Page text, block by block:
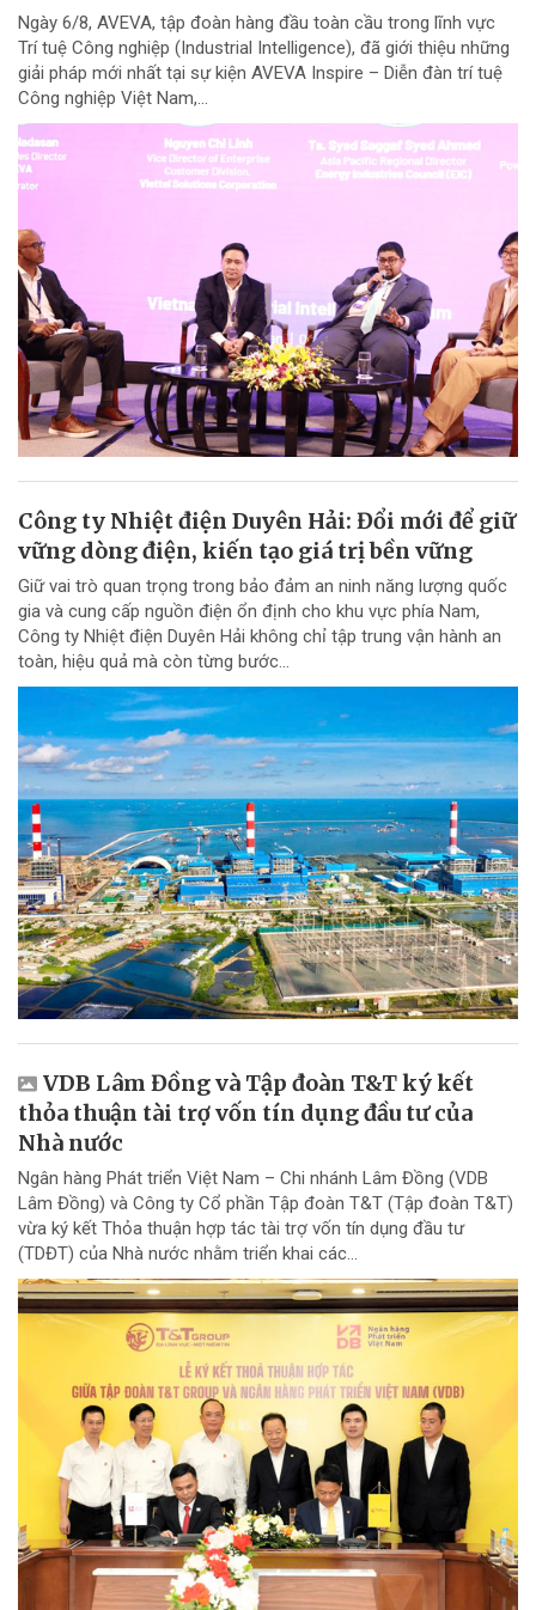
Ngày 6/8, AVEVA, tập đoàn hàng đầu toàn cầu trong lĩnh vực
Trí tuệ Công nghiệp (Industrial Intelligence), đã giới thiệu những
giải pháp mới nhất tại sự kiện AVEVA Inspire – Diễn đàn trí tuệ
Công nghiệp Việt Nam,...
Công ty Nhiệt điện Duyên Hải: Đổi mới để giữ
vững dòng điện, kiến tạo giá trị bền vững
Giữ vai trò quan trọng trong bảo đảm an ninh năng lượng quốc
gia và cung cấp nguồn điện ổn định cho khu vực phía Nam,
Công ty Nhiệt điện Duyên Hải không chỉ tập trung vận hành an
toàn, hiệu quả mà còn từng bước...
VDB Lâm Đồng và Tập đoàn T&T ký kết
thỏa thuận tài trợ vốn tín dụng đầu tư của
Nhà nước
Ngân hàng Phát triển Việt Nam – Chi nhánh Lâm Đồng (VDB
Lâm Đồng) và Công ty Cổ phần Tập đoàn T&T (Tập đoàn T&T)
vừa ký kết Thỏa thuận hợp tác tài trợ vốn tín dụng đầu tư
(TDĐT) của Nhà nước nhằm triển khai các...